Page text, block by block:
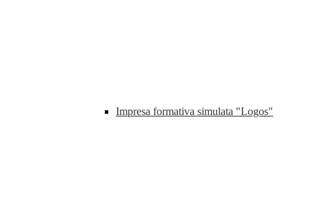
Impresa formativa simulata "Logos"